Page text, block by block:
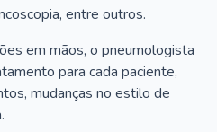
entre outros.
em mãos, o pneumologista
para cada paciente,
mudanças no estilo de